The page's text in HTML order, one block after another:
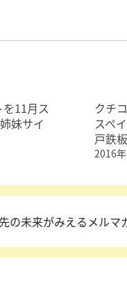
11月ス
妹サイ
クチ
スペ
戸鉄
2016
の未来がみえるメルマ